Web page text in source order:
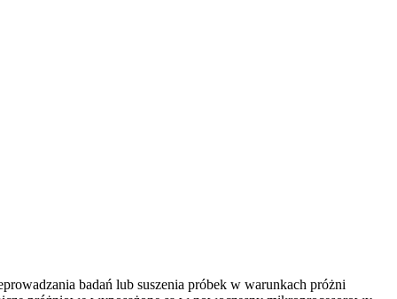
badań lub suszenia próbek w warunkach próżni